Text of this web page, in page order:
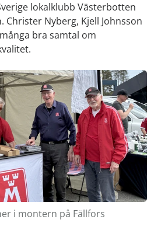
lokalklubb Västerbotten
Christer Nyberg, Kjell Johnsson
bra samtal om
i montern på Fällfors